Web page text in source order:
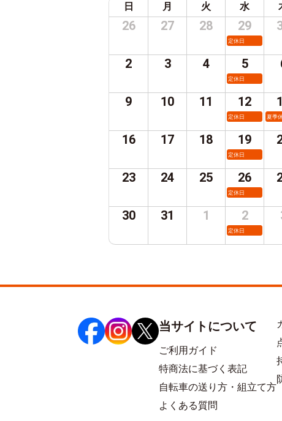
日 月 火 水
26 27 28 29
定休日
2 3 4 5
定休日
9 10 11 12
定休日 夏季
16 17 18 19
定休日
23 24 25 26
定休日
30 31 1 2
定休日
当サイトについて
ご利用ガイド
特商法に基づく表記
自転車の送り方・組立て方
よくある質問